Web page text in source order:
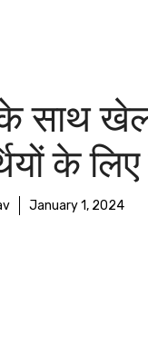
के साथ
के
January 1, 2024